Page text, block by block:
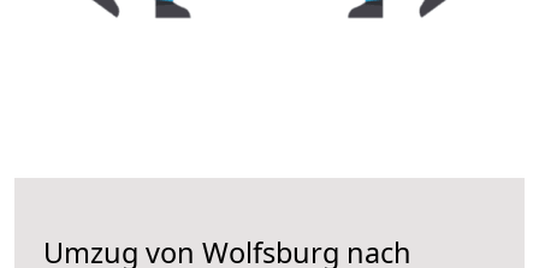
Umzug von Wolfsburg nach